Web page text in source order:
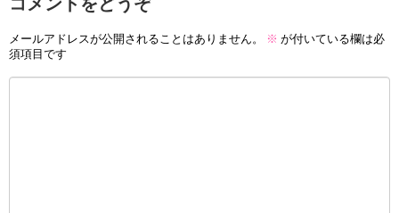
メールアドレスが公開されることはありません。 ※ が付いている欄は必
須項目です